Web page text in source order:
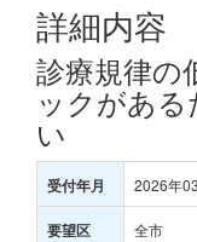
詳細内容
診療規律の
ックがある
い
受付年月 2026年
要望区 全市